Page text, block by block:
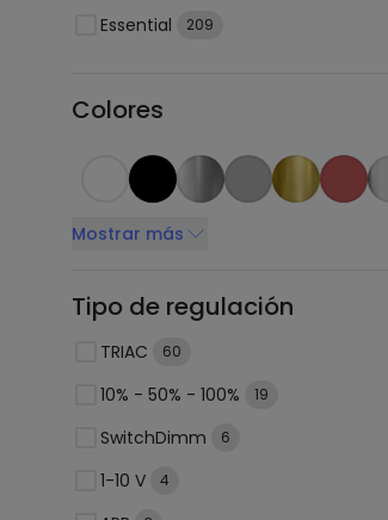
Essential 209
Colores
Mostrar más
Tipo de regulación
TRIAC 60
10% - 50% - 100% 19
SwitchDimm 6
1-10 V 4